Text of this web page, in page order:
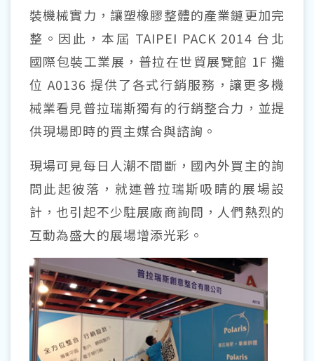
裝機械實力，讓塑橡膠整體的產業鏈更加完
整。因此，本屆 TAIPEI PACK 2014 台北
國際包裝工業展，普拉在世貿展覽館 1F 攤
位 A0136 提供了各式行銷服務，讓更多機
械業看見普拉瑞斯獨有的行銷整合力，並提
供現場即時的買主媒合與諮詢。
現場可見每日人潮不間斷，國內外買主的詢
問此起彼落，就連普拉瑞斯吸睛的展場設
計，也引起不少駐展廠商詢問，人們熱烈的
互動為盛大的展場增添光彩。